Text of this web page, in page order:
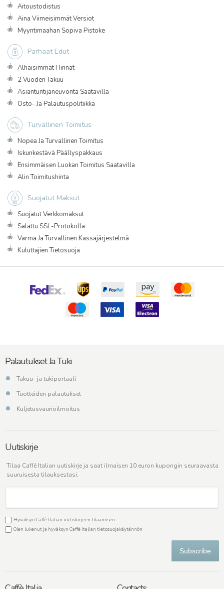
Aitoustodistus
Aina Viimeisimmät Versiot
Myyntimaahan Sopiva Pistoke
Parhaat Edut
Alhaisimmat Hinnat
2 Vuoden Takuu
Asiantuntijaneuvonta Saatavilla
Osto- Ja Palautuspolitiikka
Turvallinen Toimitus
Nopea Ja Turvallinen Toimitus
Iskunkestävä Päällyspakkaus
Ensimmäisen Luokan Toimitus Saatavilla
Alin Toimitushinta
Suojatut Maksut
Suojatut Verkkomaksut
Salattu SSL-Protokolla
Varma Ja Turvallinen Kassajärjestelmä
Kuluttajien Tietosuoja
Palautukset Ja Tuki
Takuu- ja tukiportaali
Tuotteiden palautukset
Kuljetusvaurioilmoitus
Uutiskirje
Tilaa Caffé Italian uutiskirje ja saat ilmaisen 10 euron kupongin seuraavasta
suuruisesta tilauksestasi.
Hyväksyn Caffè Italian uutiskirjeen tilaamisen
Olen lukenut ja hyväksyn Caffè Italian tietosuojakäytännön
Subscribe